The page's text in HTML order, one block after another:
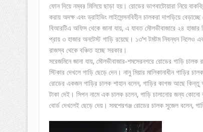
ফোন দিয়ে নম্বর মিলিয়ে ছাড়া হয়। রোডের ভাগবাটোয়ারা নিয়ে
করায় অদক্ষ এবং ড্রাইভিং লাইসেন্সনবিহীন চালকরা দাপড়িয়ে
বিআরটিএ অফিস থেকে জানা যায়, এ যাবত মৌলভীবাজারে ২৪ হাজার
প্রায় ৩ হাজার অনটেস্ট গাড়ি রয়েছে। ১৩’শ টমটম নিবন্ধন নিলেও
রাজস্ব থেকে বঞ্চিত হচ্ছে সরকার।
সরেজমিনে জানা যায়, মৌলভীবাজার-শমসেরনগরে রোডের গাড়ি
স্টিকার দেখলে গাড়ি ছেড়ে দেন। নানু মিয়ার মালিকানাধীন
রোডের একজন গাড়ির চালক শাহান বলেন, গাড়ির কাগজ আছে কিন্তু
টাকা দেই। সিপন নামে এক চালক চলেন, গাড়ি চালানোর জন্য
বোর্ড দেখলেই ছেড়ে দেয়। সমশেরগঞ্জ রোডের চালক সুজেল বলেন,